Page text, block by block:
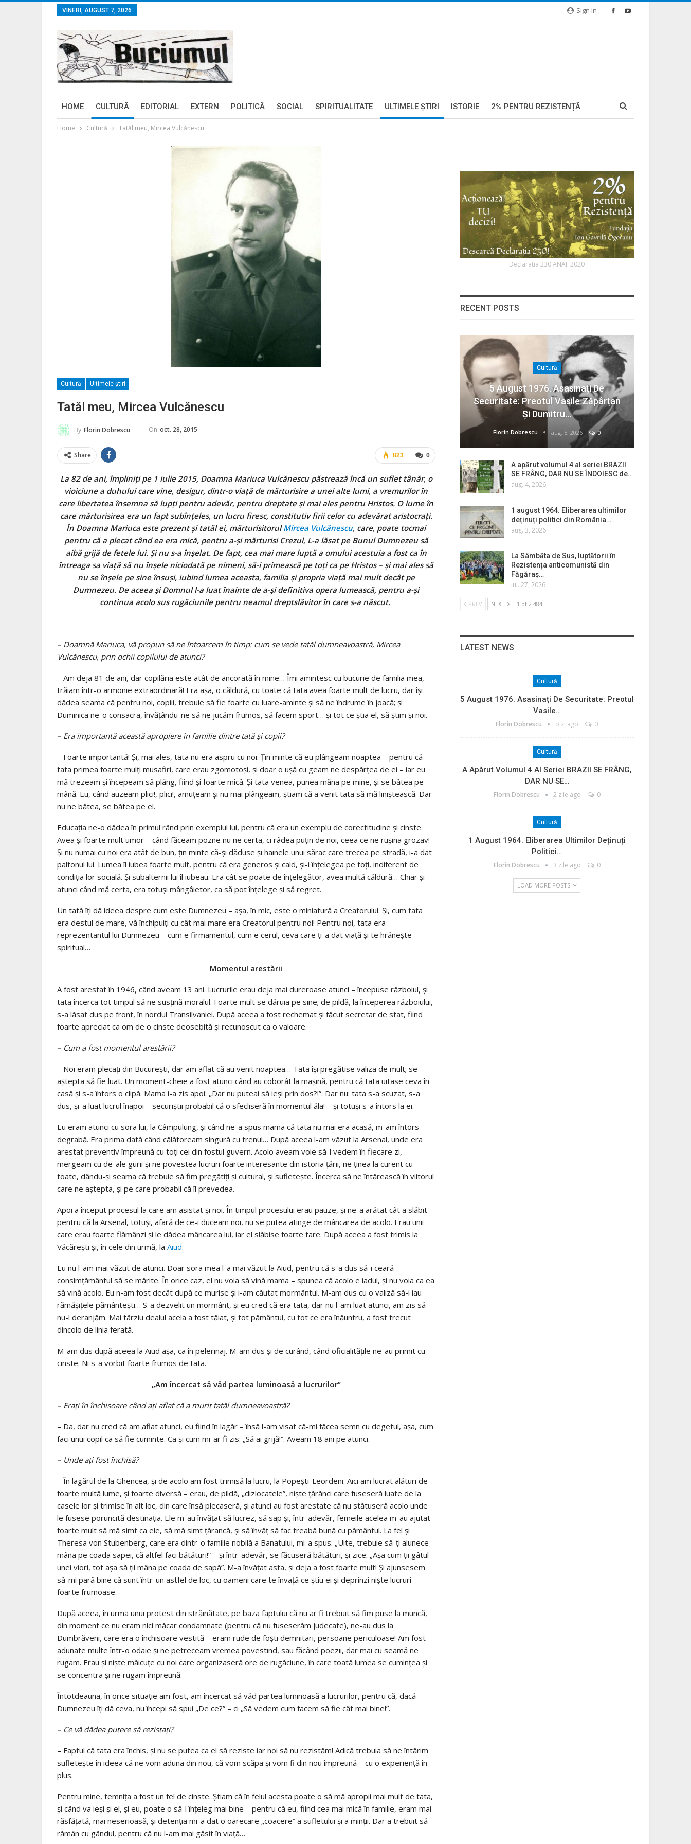
Sign In
VINERI, AUGUST 7, 2026
HOME CULTURĂ EDITORIAL EXTERN POLITICĂ SOCIAL SPIRITUALITATE ULTIMELE ŞTIRI ISTORIE 2% PENTRU REZISTENȚĂ
Home Cultură Tatăl meu, Mircea Vulcănescu
Cultură Ultimele ştiri
Tatăl meu, Mircea Vulcănescu
By Florin Dobrescu On oct. 28, 2015
0
823
Share
La 82 de ani, împliniţi pe 1 iulie 2015, Doamna Mariuca Vulcănescu păstrează încă un suflet tânăr, o
vioiciune a duhului care vine, desigur, dintr-o viaţă de mărturisire a unei alte lumi, a vremurilor în
care libertatea însemna să lupţi pentru adevăr, pentru dreptate şi mai ales pentru Hristos. O lume în
care mărturisirea era un fapt subînţeles, un lucru firesc, constitutiv firii celor cu adevărat aristocraţi.
În Doamna Mariuca este prezent şi tatăl ei, mărturisitorulMircea Vulcănescu, care, poate tocmai
pentru că a plecat când ea era mică, pentru a-şi mărturisi Crezul, L-a lăsat pe Bunul Dumnezeu să
aibă grijă de fetele lui. Şi nu s-a înşelat. De fapt, cea mai mare luptă a omului acestuia a fost ca în
întreaga sa viaţă să nu înşele niciodată pe nimeni, să-i primească pe toţi ca pe Hristos – şi mai ales să
nu se înşele pe sine însuşi, iubind lumea aceasta, familia şi propria viaţă mai mult decât pe
Dumnezeu. De aceea şi Domnul l-a luat înainte de a-şi definitiva opera lumească, pentru a-şi
continua acolo sus rugăciunile pentru neamul dreptslăvitor în care s-a născut.
– Doamnă Mariuca, vă propun să ne întoarcem în timp: cum se vede tatăl dumneavoastră, Mircea
Vulcănescu, prin ochii copilului de atunci?
– Am deja 81 de ani, dar copilăria este atât de ancorată în mine… Îmi amintesc cu bucurie de familia mea,
trăiam într-o armonie extraordinară! Era așa, o căldură, cu toate că tata avea foarte mult de lucru, dar își
dădea seama că pentru noi, copiii, trebuie să fie foarte cu luare-aminte și să ne îndrume în joacă; și
Duminica ne-o consacra, învățându-ne să ne jucăm frumos, să facem sport… și tot ce știa el, să știm și noi.
– Era importantă această apropiere în familie dintre tată și copii?
– Foarte importantă! Și, mai ales, tata nu era aspru cu noi. Țin minte că eu plângeam noaptea – pentru că
tata primea foarte mulți musafiri, care erau zgomotoși, și doar o ușă cu geam ne despărțea de ei – iar eu
mă trezeam și începeam să plâng, fiind și foarte mică. Și tata venea, punea mâna pe mine, și se bătea pe
mână. Eu, când auzeam plici!, plici!, amuțeam și nu mai plângeam, știam că a venit tata să mă liniștească. Dar
nu ne bătea, se bătea pe el.
Educația ne-o dădea în primul rând prin exemplul lui, pentru că era un exemplu de corectitudine și cinste.
Avea și foarte mult umor – când făceam pozne nu ne certa, ci râdea puțin de noi, ceea ce ne rușina grozav!
Și nu numai cu noi era atât de bun, țin minte că-și dăduse și hainele unui sărac care trecea pe stradă, i-a dat
paltonul lui. Lumea îl iubea foarte mult, pentru că era generos și cald, și-i înțelegea pe toți, indiferent de
condiția lor socială. Și subalternii lui îl iubeau. Era cât se poate de înțelegător, avea multă căldură… Chiar și
atunci când mă certa, era totuși mângâietor, ca să pot înțelege și să regret.
Un tată îți dă ideea despre cum este Dumnezeu – așa, în mic, este o miniatură a Creatorului. Și, cum tata
era destul de mare, vă închipuiți cu cât mai mare era Creatorul pentru noi! Pentru noi, tata era
reprezentantul lui Dumnezeu – cum e firmamentul, cum e cerul, ceva care ți-a dat viață și te hrănește
spiritual…
Momentul arestării
A fost arestat în 1946, când aveam 13 ani. Lucrurile erau deja mai dureroase atunci – începuse războiul, și
tata încerca tot timpul să ne susțină moralul. Foarte mult se dăruia pe sine; de pildă, la începerea războiului,
s-a lăsat dus pe front, în nordul Transilvaniei. După aceea a fost rechemat și făcut secretar de stat, fiind
foarte apreciat ca om de o cinste deosebită și recunoscut ca o valoare.
– Cum a fost momentul arestării?
– Noi eram plecați din București, dar am aflat că au venit noaptea… Tata își pregătise valiza de mult; se
aștepta să fie luat. Un moment-cheie a fost atunci când au coborât la mașină, pentru că tata uitase ceva în
casă și s-a întors o clipă. Mama i-a zis apoi: „Dar nu puteai să ieși prin dos?!”. Dar nu: tata s-a scuzat, s-a
dus, și-a luat lucrul înapoi – securiștii probabil că o sfecliseră în momentul ăla! – și totuși s-a întors la ei.
Eu eram atunci cu sora lui, la Câmpulung, și când ne-a spus mama că tata nu mai era acasă, m-am întors
degrabă. Era prima dată când călătoream singură cu trenul… După aceea l-am văzut la Arsenal, unde era
arestat preventiv împreună cu toți cei din fostul guvern. Acolo aveam voie să-l vedem în fiecare zi,
mergeam cu de-ale gurii și ne povestea lucruri foarte interesante din istoria țării, ne ținea la curent cu
toate, dându-și seama că trebuie să fim pregătiți și cultural, și sufletește. Încerca să ne întărească în viitorul
care ne aștepta, și pe care probabil că îl prevedea.
Apoi a început procesul la care am asistat și noi. În timpul procesului erau pauze, și ne-a arătat cât a slăbit –
pentru că la Arsenal, totuși, afară de ce-i duceam noi, nu se putea atinge de mâncarea de acolo. Erau unii
care erau foarte flămânzi și le dădea mâncarea lui, iar el slăbise foarte tare. După aceea a fost trimis la
Văcărești și, în cele din urmă, la Aiud.
Eu nu l-am mai văzut de atunci. Doar sora mea l-a mai văzut la Aiud, pentru că s-a dus să-i ceară
consimțământul să se mărite. În orice caz, el nu voia să vină mama – spunea că acolo e iadul, și nu voia ca ea
să vină acolo. Eu n-am fost decât după ce murise și i-am căutat mormântul. M-am dus cu o valiză să-i iau
rămășițele pământești… S-a dezvelit un mormânt, și eu cred că era tata, dar nu l-am luat atunci, am zis să
nu-l deranjăm. Mai târziu dealul acela a fost tăiat, și tot pământul, cu tot ce era înăuntru, a fost trecut
dincolo de linia ferată.
M-am dus după aceea la Aiud așa, ca în pelerinaj. M-am dus și de curând, când oficialitățile ne-au primit cu
cinste. Ni s-a vorbit foarte frumos de tata.
„Am încercat să văd partea luminoasă a lucrurilor”
– Erați în închisoare când ați aflat că a murit tatăl dumneavoastră?
– Da, dar nu cred că am aflat atunci, eu fiind în lagăr – însă l-am visat că-mi făcea semn cu degetul, așa, cum
faci unui copil ca să fie cuminte. Ca și cum mi-ar fi zis: „Să ai grijă!”. Aveam 18 ani pe atunci.
– Unde ați fost închisă?
– În lagărul de la Ghencea, și de acolo am fost trimisă la lucru, la Popești-Leordeni. Aici am lucrat alături de
foarte multă lume, și foarte diversă – erau, de pildă, „dizlocatele”, niște țărănci care fuseseră luate de la
casele lor și trimise în alt loc, din care însă plecaseră, și atunci au fost arestate că nu stătuseră acolo unde
le fusese poruncită destinația. Ele m-au învățat să lucrez, să sap și, într-adevăr, femeile acelea m-au ajutat
foarte mult să mă simt ca ele, să mă simt țărancă, și să învăț să fac treabă bună cu pământul. La fel și
Theresa von Stubenberg, care era dintr-o familie nobilă a Banatului, mi-a spus: „Uite, trebuie să-ți alunece
mâna pe coada sapei, că altfel faci bătături!” – și într-adevăr, se făcuseră bătături, și zice: „Așa cum ții gâtul
unei viori, tot așa să ții mâna pe coada de sapă”. M-a învățat asta, și deja a fost foarte mult! Și ajunsesem
să-mi pară bine că sunt într-un astfel de loc, cu oameni care te învață ce știu ei și deprinzi niște lucruri
foarte frumoase.
După aceea, în urma unui protest din străinătate, pe baza faptului că nu ar fi trebuit să fim puse la muncă,
din moment ce nu eram nici măcar condamnate (pentru că nu fuseserăm judecate), ne-au dus la
Dumbrăveni, care era o închisoare vestită – eram rude de foști demnitari, persoane periculoase! Am fost
adunate multe într-o odaie și ne petreceam vremea povestind, sau făcând poezii, dar mai cu seamă ne
rugam. Erau și niște măicuțe cu noi care organizaseră ore de rugăciune, în care toată lumea se cumințea și
se concentra și ne rugam împreună.
Întotdeauna, în orice situație am fost, am încercat să văd partea luminoasă a lucrurilor, pentru că, dacă
Dumnezeu îți dă ceva, nu începi să spui „De ce?” – ci „Să vedem cum facem să fie cât mai bine!”.
– Ce vă dădea putere să rezistați?
– Faptul că tata era închis, și nu se putea ca el să reziste iar noi să nu rezistăm! Adică trebuia să ne întărim
sufletește în ideea că ne vom aduna din nou, că vom scăpa și vom fi din nou împreună – cu o experiență în
plus.
Pentru mine, temnița a fost un fel de cinste. Știam că în felul acesta poate o să mă apropii mai mult de tata,
și când va ieși și el, și eu, poate o să-l înțeleg mai bine – pentru că eu, fiind cea mai mică în familie, eram mai
răsfățată, mai neserioasă, și detenția mi-a dat o oarecare „coacere” a sufletului și a minții. Dar a trebuit să
rămân cu gândul, pentru că nu l-am mai găsit în viață…
Declaratia 230 ANAF 2020
RECENT POSTS
Cultură
5 August 1976. Asasinați De
Securitate: Preotul Vasile Zăpârțan
Și Dumitru…
Florin Dobrescu aug. 5, 2026 0
A apărut volumul 4 al seriei BRAZII
SE FRÂNG, DAR NU SE ÎNDOIESC de…
aug. 4, 2026
1 august 1964. Eliberarea ultimilor
deținuți politici din România…
aug. 3, 2026
La Sâmbăta de Sus, luptătorii în
Rezistența anticomunistă din
Făgăraș…
iul. 27, 2026
PREV NEXT 1 of 2.484
LATEST NEWS
Cultură
5 August 1976. Asasinați De Securitate: Preotul
Vasile…
Florin Dobrescu o zi ago 0
Cultură
A Apărut Volumul 4 Al Seriei BRAZII SE FRÂNG,
DAR NU SE…
Florin Dobrescu 2 zile ago 0
Cultură
1 August 1964. Eliberarea Ultimilor Deținuți
Politici…
Florin Dobrescu 3 zile ago 0
LOAD MORE POSTS